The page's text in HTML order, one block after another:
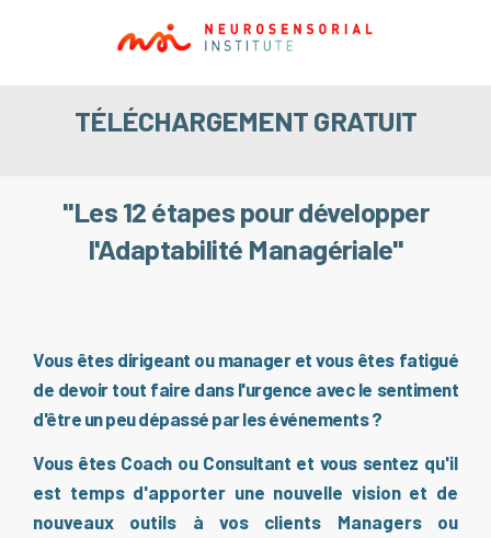
TÉLÉCHARGEMENT GRATUIT
"Les 12 étapes pour développer
l'Adaptabilité Managériale"
Vous êtes dirigeant ou manager et vous êtes fatigué
de devoir tout faire dans l'urgence avec le sentiment
d'être un peu dépassé par les événements ?
Vous êtes Coach ou Consultant et vous sentez qu'il
est temps d'apporter une nouvelle vision et de
nouveaux outils à vos clients Managers ou